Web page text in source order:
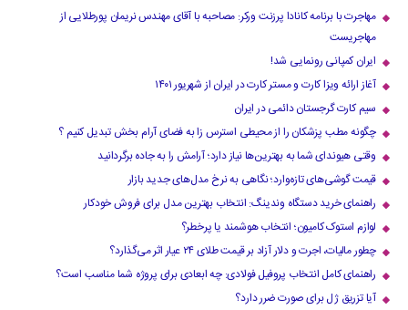
مهاجرت با برنامه کانادا پرزنت ورکر: مصاحبه با آقای مهندس نریمان پورطلایی از
مهاجریست
ایران کمپانی رونمایی شد!
آغاز ارائه ویزا کارت و مستر کارت در ایران از شهریور ۱۴۰۱
سیم کارت گرجستان دائمی در ایران
چگونه مطب پزشکان را از محیطی استرس زا به فضای آرام بخش تبدیل کنیم ؟
وقتی هیوندای شما به بهترین‌ها نیاز دارد؛ آرامش را به جاده برگردانید
قیمت گوشی‌های تازه‌وارد؛ نگاهی به نرخ مدل‌های جدید بازار
راهنمای خرید دستگاه وندینگ: انتخاب بهترین مدل برای فروش خودکار
لوازم استوک کامیون؛ انتخاب هوشمند یا پرخطر؟
چطور مالیات، اجرت و دلار آزاد بر قیمت طلای ۲۴ عیار اثر می‌گذارد؟
راهنمای کامل انتخاب پروفیل فولادی: چه ابعادی برای پروژه شما مناسب است؟
آیا تزریق ژل برای صورت ضرر دارد​؟